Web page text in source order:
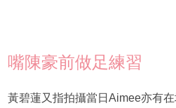
嘴陳豪前做足練習
黃碧蓮又指拍攝當日Aimee亦有